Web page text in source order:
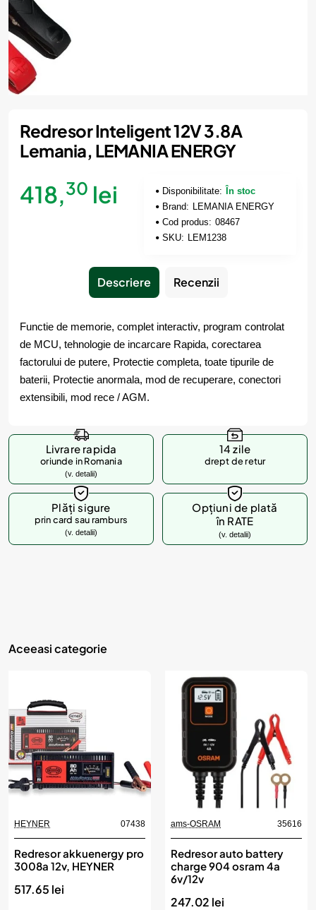
Redresor Inteligent 12V 3.8A
Lemania, LEMANIA ENERGY
418,30 lei Disponibilitate:
În stoc
Brand:
LEMANIA ENERGY
Cod produs: 08467
SKU:
LEM1238
Descriere Recenzii
Functie de memorie, complet interactiv, program controlat
de MCU, tehnologie de incarcare Rapida, corectarea
factorului de putere, Protectie completa, toate tipurile de
baterii, Protectie anormala, mod de recuperare, conectori
extensibili, mod rece / AGM.
Livrare rapida
oriunde in Romania
(v. detalii)
14 zile
drept de retur
Plăți sigure
prin card sau ramburs
(v. detalii)
Opțiuni de plată
în RATE
(v. detalii)
Aceeasi categorie
HEYNER 07438
Redresor akkuenergy pro
3008a 12v, HEYNER
517.65 lei
ams-OSRAM 35616
Redresor auto battery
charge 904 osram 4a
6v/12v
247.02 lei